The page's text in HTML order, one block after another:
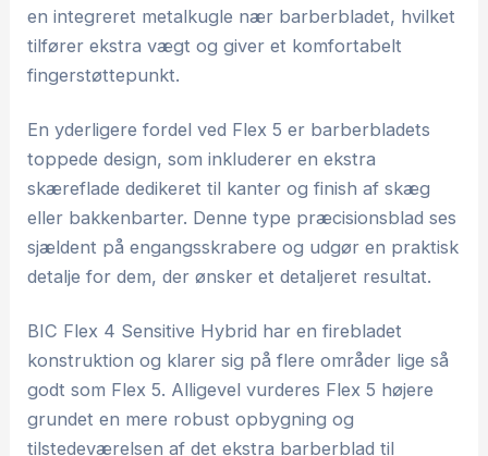
en integreret metalkugle nær barberbladet, hvilket
tilfører ekstra vægt og giver et komfortabelt
fingerstøttepunkt.
En yderligere fordel ved Flex 5 er barberbladets
toppede design, som inkluderer en ekstra
skæreflade dedikeret til kanter og finish af skæg
eller bakkenbarter. Denne type præcisionsblad ses
sjældent på engangsskrabere og udgør en praktisk
detalje for dem, der ønsker et detaljeret resultat.
BIC Flex 4 Sensitive Hybrid har en firebladet
konstruktion og klarer sig på flere områder lige så
godt som Flex 5. Alligevel vurderes Flex 5 højere
grundet en mere robust opbygning og
tilstedeværelsen af det ekstra barberblad til